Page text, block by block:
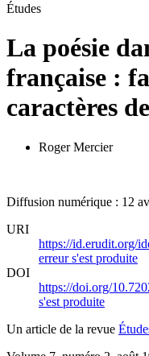
Études
La poésie
française :
caractères
Roger Mercier
Diffusion numérique : 12
URI
https://id.erudit.org/
erreur s'est produite
DOI
https://doi.org/
s'est produite
Un article de la revue